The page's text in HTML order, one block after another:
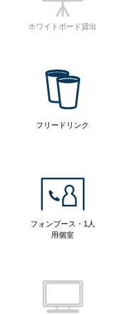
ホワイトボード貸出
フリードリンク
フォンブース・1人
用個室